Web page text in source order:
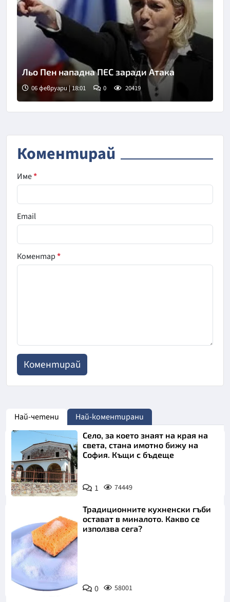
Льо Пен нападна ПЕС заради Атака
06 февруари | 18:01 0 20419
Коментирай
Име*
Email
Коментар*
Най-четени Най-коментирани
Село, за което знаят на края на
света, стана имотно бижу на
София. Къщи с бъдеще
1 74449
Снимка:
Пиксабей
Традиционните кухненски гъби
остават в миналото. Какво се
използва сега?
0 58001